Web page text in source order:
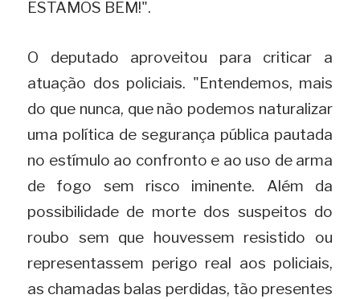
ESTAMOS BEM!".
O deputado aproveitou para criticar a
atuação dos policiais. "Entendemos, mais
do que nunca, que não podemos naturalizar
uma política de segurança pública pautada
no estímulo ao confronto e ao uso de arma
de fogo sem risco iminente. Além da
possibilidade de morte dos suspeitos do
roubo sem que houvessem resistido ou
representassem perigo real aos policiais,
as chamadas balas perdidas, tão presentes